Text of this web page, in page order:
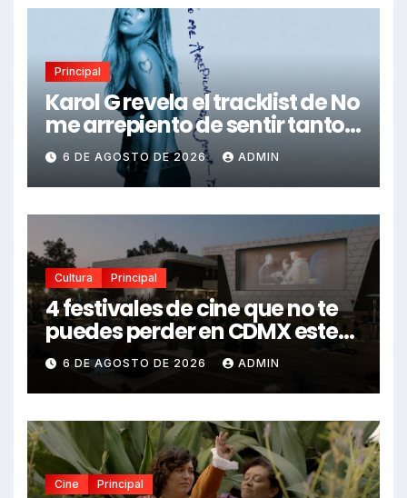
Principal
Karol G revela el tracklist de No
me arrepiento de sentir tanto:
Drake, Bruno Mars y más
estrellas se suman al álbum
6 DE AGOSTO DE 2026 ADMIN
Cultura Principal
4 festivales de cine que no te
puedes perder en CDMX este
2026
6 DE AGOSTO DE 2026 ADMIN
Cine Principal